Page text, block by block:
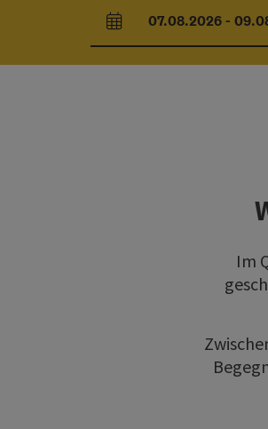
An- und Abreisefelder
07.08.2026-
Im